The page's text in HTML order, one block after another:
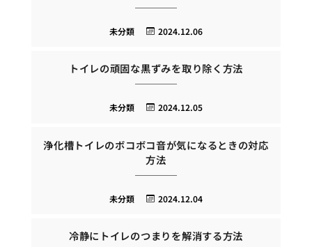
2024.12.06
未分類
トイレの頑固な黒ずみを取り除く方法
2024.12.05
未分類
浄化槽トイレのボコボコ音が気になるときの対応
方法
2024.12.04
未分類
冷静にトイレのつまりを解消する方法